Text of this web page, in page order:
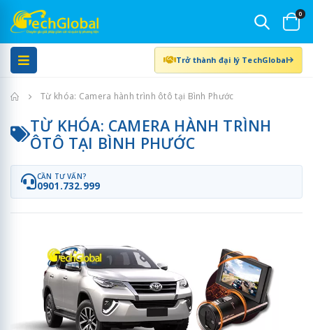
0
Trở thành đại lý TechGlobal
Trang chủTừ khóa: Camera hành trình ôtô tại Bình Phước
TỪ KHÓA: CAMERA HÀNH TRÌNH
ÔTÔ TẠI BÌNH PHƯỚC
CẦN TƯ VẤN?
0901.732.999